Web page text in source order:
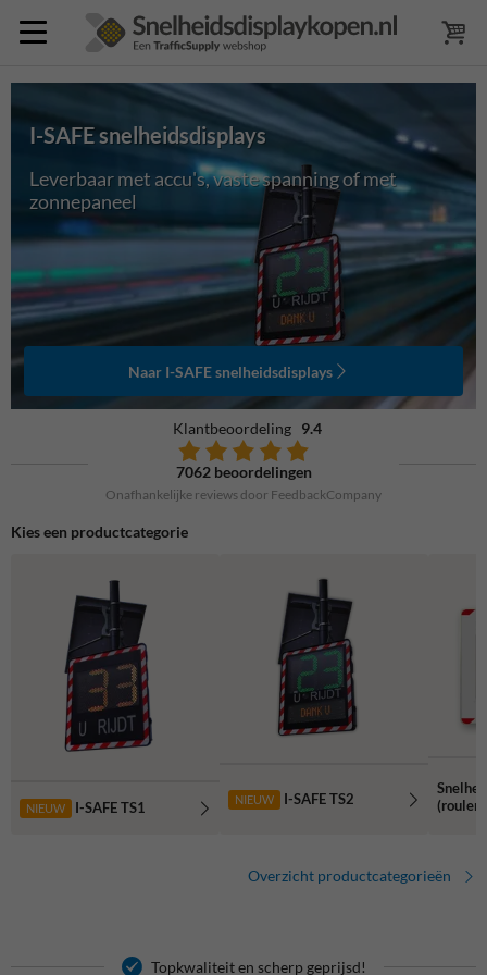
Leverbaar met accu's, vaste spanning of met
zonnepaneel
I-SAFE snelheidsdisplays
Naar I-SAFE snelheidsdisplays
Klantbeoordeling 9.4
7062 beoordelingen
Onafhankelijke reviews door FeedbackCompany
Kies een productcategorie
NIEUW I-SAFE TS1 NIEUW I-SAFE TS2
Overzicht productcategorieën
Topkwaliteit en scherp geprijsd!